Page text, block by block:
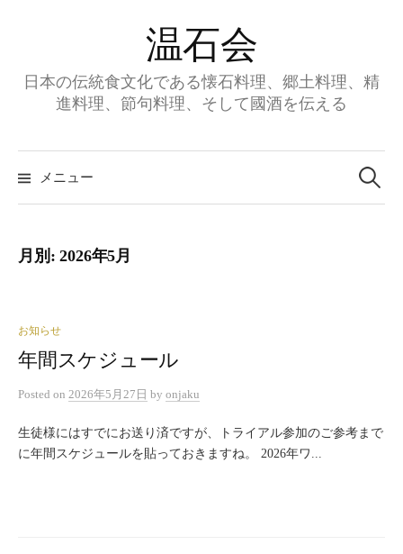
ン
キ
ッ
温石会
日本の伝統食文化である懐石料理、郷土料理、精
進料理、節句料理、そして國酒を伝える
メニュー 検
月別: 2026年5月
お知らせ
年間スケジュール
Posted on 2026年5月27日 by onjaku
生徒様にはすでにお送り済ですが、トライアル参加のご参考まで
に年間スケジュールを貼っておきますね。 2026年ワ...